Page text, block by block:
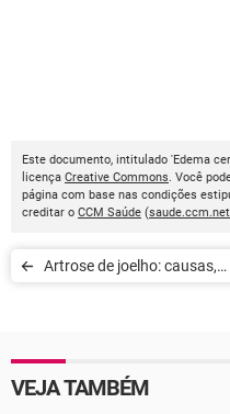
Este documento, intitulado 'Edema
licença Creative Commons. Você
página com base nas condições
creditar o CCM Saúde (saude.ccm.net
Artrose de joelho: causas,
VEJA TAMBÉM